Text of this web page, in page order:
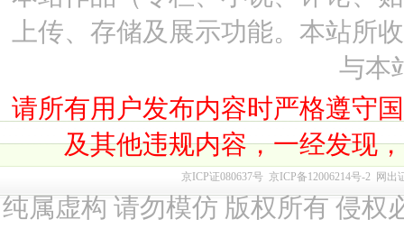
上传、存储及展示功能。本站所
与本
请所有用户发布内容时严格遵守
及其他违规内容，一经发现
京ICP证080637号 京ICP备12006214号-2 网出
纯属虚构 请勿模仿 版权所有 侵权